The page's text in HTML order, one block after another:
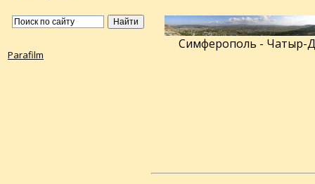
Parafilm
Симферополь - Чатыр-